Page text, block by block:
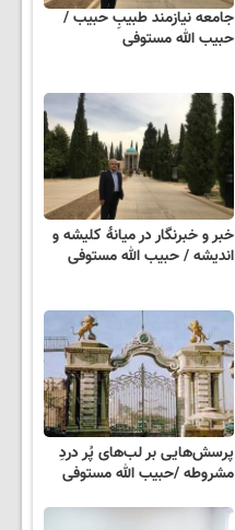
جامعه نیازمند طبیبِ حبیب /
حبیب الله مستوفی
خبر و خبرنگار در میانهٔ کلیشه و
اندیشه / حبیب الله مستوفی
پرسش‌هایی بر لب‌های پُر دردِ
مشروطه /حبیب الله مستوفی